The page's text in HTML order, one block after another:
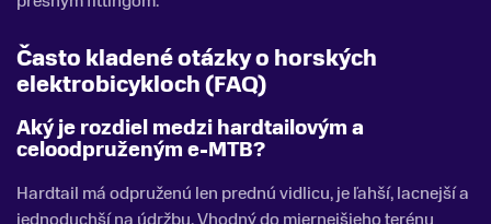
Často kladené otázky o horských
elektrobicykloch (FAQ)
Aký je rozdiel medzi hardtailovým a
celoodpruženým e-MTB?
Hardtail má odpruženú len prednú vidlicu, je ľahší, lacnejší a